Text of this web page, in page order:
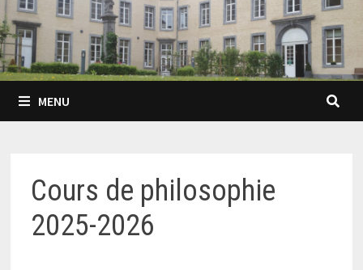
MENU
Cours de philosophie
2025-2026